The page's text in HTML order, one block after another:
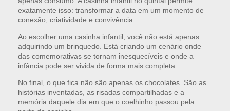
exatamente isso: transformar a data em um momento de
conexão, criatividade e convivência.
Ao escolher uma casinha infantil, você não está apenas
adquirindo um brinquedo. Está criando um cenário onde
das comemorativas se tornam inesquecíveis e onde a
infância pode ser vivida de forma mais completa.
No final, o que fica não são apenas os chocolates. São as
histórias inventadas, as risadas compartilhadas e a
memória daquele dia em que o coelhinho passou pela